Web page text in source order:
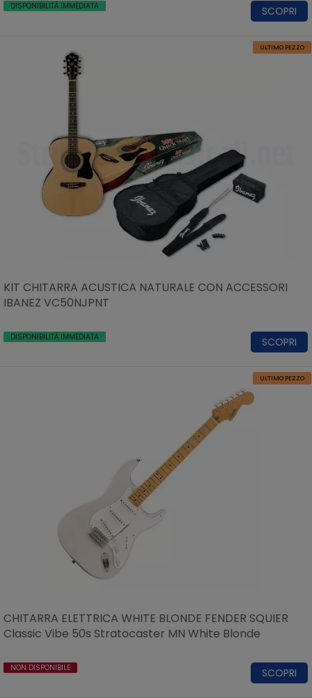
DISPONIBILITÀ IMMEDIATA SCOPRI
ULTIMO PEZZO
KIT CHITARRA ACUSTICA NATURALE CON ACCESSORI
IBANEZ VC50NJPNT
DISPONIBILITÀ IMMEDIATA SCOPRI
ULTIMO PEZZO
CHITARRA ELETTRICA WHITE BLONDE FENDER SQUIER
Classic Vibe 50s Stratocaster MN White Blonde
NON DISPONIBILE SCOPRI